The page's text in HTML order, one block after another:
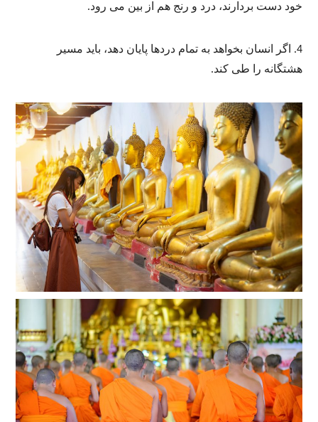
خود دست بردارند، درد و رنج هم از بین می رود.
4. اگر انسان بخواهد به تمام دردها پایان دهد، باید مسیر
هشتگانه را طی کند.